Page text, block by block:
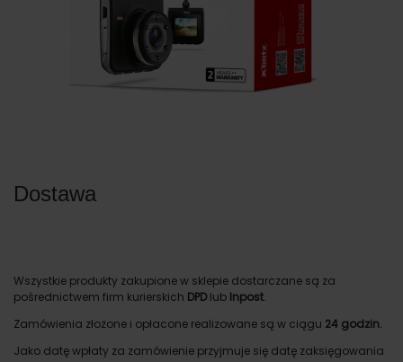
Dostawa
Wszystkie produkty zakupione w sklepie dostarczane są za
pośrednictwem firm kurierskich DPDlub Inpost.
Zamówienia złożone i opłacone realizowane są w ciągu 24 godzin.
Jako datę wpłaty za zamówienie przyjmuje się datę zaksięgowania